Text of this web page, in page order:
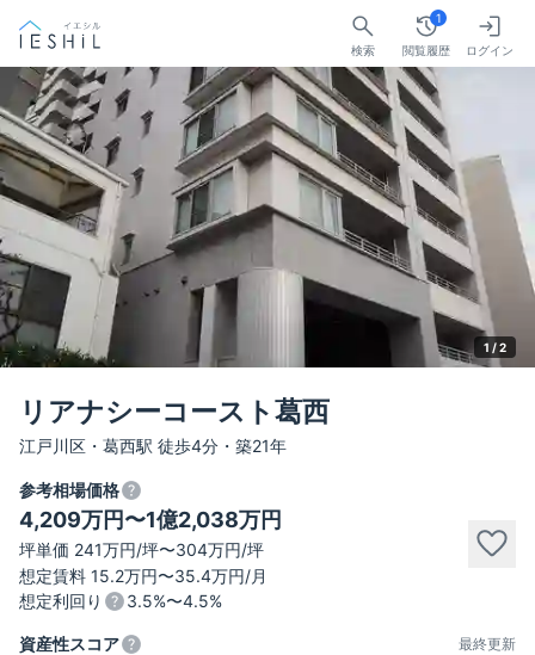
検索 閲覧履歴
1
ログイン
1 /2
リアナシーコースト葛西
江戸川区・葛西駅 徒歩4分・築21年
参考相場価格
4,209万円〜1億2,038万円
坪単価 241万円/坪〜304万円/坪
想定賃料 15.2万円〜35.4万円/月
想定利回り
3.5%〜4.5%
資産性スコア
最終更新